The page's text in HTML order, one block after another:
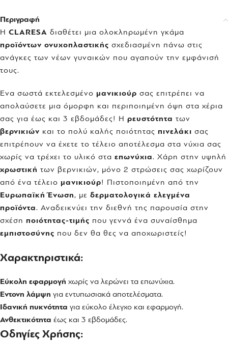
Περιγραφή
Η CLARESA διαθέτει μια ολοκληρωμένη γκάμα
προϊόντων ονυχοπλαστικής σχεδιασμένη πάνω στις
ανάγκες των νέων γυναικών που αγαπούν την εμφάνισή
τους.
Ένα σωστά εκτελεσμένο μανικιούρ σας επιτρέπει να
απολαύσετε μια όμορφη και περιποιημένη όψη στα χέρια
σας για έως και 3 εβδομάδες! Η ρευστότητα των
βερνικιών και το πολύ καλής ποιότητας πινελάκι σας
επιτρέπουν να έχετε το τέλειο αποτέλεσμα στα νύχια σας
χωρίς να τρέχει το υλικό στα επωνύχια. Χάρη στην υψηλή
χρωστική των βερνικιών, μόνο 2 στρώσεις σας χωρίζουν
από ένα τέλειο μανικιούρ! Πιστοποιημένη από την
Ευρωπαϊκή Ένωση, με δερματολογικά ελεγμένα
προϊόντα. Αναδεικνύει την διεθνή της παρουσία στην
σχέση ποιότητας-τιμής που γεννά ένα συναίσθημα
εμπιστοσύνης που δεν θα θες να αποχωριστείς!
Χαρακτηριστικά:
Εύκολη εφαρμογή χωρίς να λερώνει τα επωνύχια.
Έντονη λάμψη για εντυπωσιακά αποτελέσματα.
Ιδανική πυκνότητα για εύκολο έλεγχο και εφαρμογή.
Ανθεκτικότητα έως και 3 εβδομάδες.
Οδηγίες Χρήσης: